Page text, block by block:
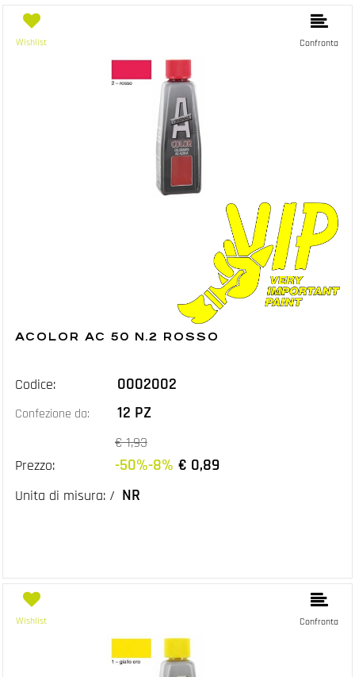
Wishlist Confronta
ACOLOR AC 50 N.2 ROSSO
Codice: 0002002
Confezione da: 12 PZ
Prezzo:
€ 1,93
-50%-8% € 0,89
Unita di misura: / NR
Wishlist Confronta